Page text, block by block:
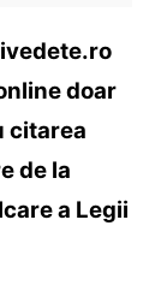
doar
citarea
de la
a Legii